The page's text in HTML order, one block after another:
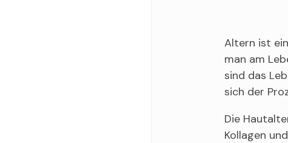
Altern ist
man am
sind das
sich der
Die
Kollagen